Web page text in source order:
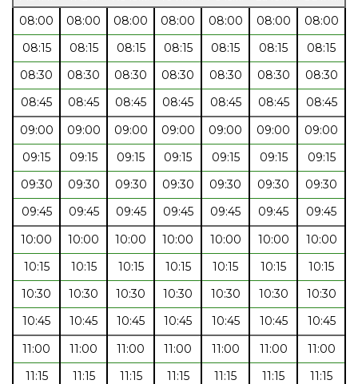
08:00 08:00 08:00 08:00 08:00 08:00
08:00
08:15
08:15 08:15 08:15 08:15 08:15
08:15
08:30
08:30 08:30 08:30 08:30 08:30
08:30
08:45
08:45 08:45 08:45 08:45 08:45
08:45
09:00
09:00 09:00 09:00 09:00 09:00
09:00
09:15
09:15 09:15 09:15 09:15 09:15
09:15
09:30
09:30 09:30 09:30 09:30 09:30
09:30
09:45
09:45 09:45 09:45 09:45 09:45
09:45
10:00
10:00 10:00 10:00 10:00 10:00
10:00
10:15
10:15 10:15 10:15 10:15 10:15
10:15
10:30
10:30 10:30 10:30 10:30 10:30
10:30
10:45
10:45 10:45 10:45 10:45 10:45
10:45
11:00
11:00 11:00 11:00 11:00 11:00
11:00
11:15
11:15 11:15 11:15 11:15 11:15
11:15